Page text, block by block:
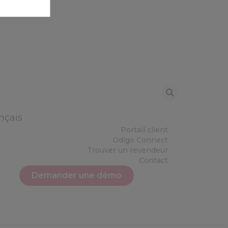
Portail client
Odigo Connect
Trouver un revendeur
Contact
Demander une démo